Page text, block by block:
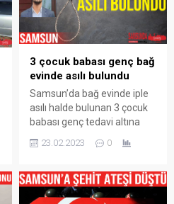
3 çocuk babası genç bağ
evinde asılı bulundu
Samsun’da bağ evinde iple
asılı halde bulunan 3 çocuk
babası genç tedavi altına
kaybetti. Olay, Samsun’un
Bahçelievler Mahallesi‘nde
meydana geldi. İddiaya
23.02.2023 0